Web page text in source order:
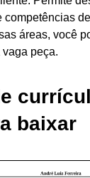
competências
áreas, você
vaga peça.
baixar